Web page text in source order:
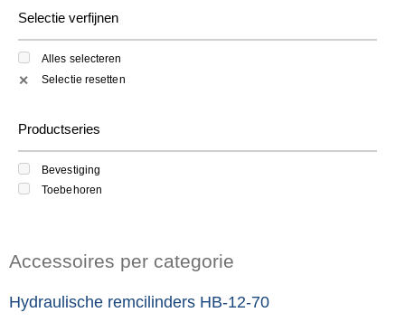
Selectie verfijnen
Alles selecteren
✕ Selectie resetten
Productseries
Bevestiging
Toebehoren
Accessoires per categorie
Hydraulische remcilinders HB-12-70